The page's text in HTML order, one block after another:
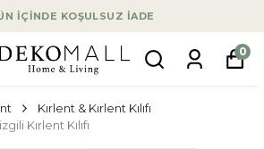
İÇİNDE KOŞULSUZ İADE
0
Kırlent & Kırlent Kılıfı
Kırlent Kılıfı